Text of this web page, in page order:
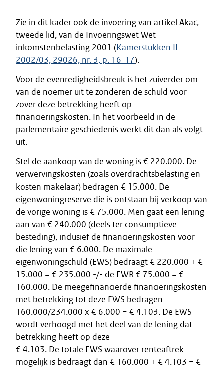
Zie in dit kader ook de invoering van artikel Akac,
tweede lid, van de Invoeringswet Wet
inkomstenbelasting 2001 (Kamerstukken II
2002/03, 29026, nr. 3, p. 16-17).
Voor de evenredigheidsbreuk is het zuiverder om
van de noemer uit te zonderen de schuld voor
zover deze betrekking heeft op
financieringskosten. In het voorbeeld in de
parlementaire geschiedenis werkt dit dan als volgt
uit.
Stel de aankoop van de woning is € 220.000. De
verwervingskosten (zoals overdrachtsbelasting en
kosten makelaar) bedragen € 15.000. De
eigenwoningreserve die is ontstaan bij verkoop van
de vorige woning is € 75.000. Men gaat een lening
aan van € 240.000 (deels ter consumptieve
besteding), inclusief de financieringskosten voor
die lening van € 6.000. De maximale
eigenwoningschuld (EWS) bedraagt € 220.000 + €
15.000 = € 235.000 -/- de EWR € 75.000 = €
160.000. De meegefinancierde financieringskosten
met betrekking tot deze EWS bedragen
160.000/234.000 x € 6.000 = € 4.103. De EWS
wordt verhoogd met het deel van de lening dat
betrekking heeft op deze
€ 4.103. De totale EWS waarover renteaftrek
mogelijk is bedraagt dan € 160.000 + € 4.103 = €